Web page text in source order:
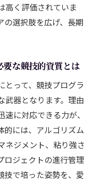
高く評価されていま
の選択肢を広げ、長期
要な競技的資質とは
とって、競技プログラ
武器となります。理由
に対応できる力が、
的には、アルゴリズム
ネジメント、粘り強さ
ロジェクトの進行管理
技で培った姿勢を、愛